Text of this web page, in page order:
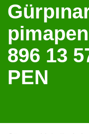
896 13
PEN